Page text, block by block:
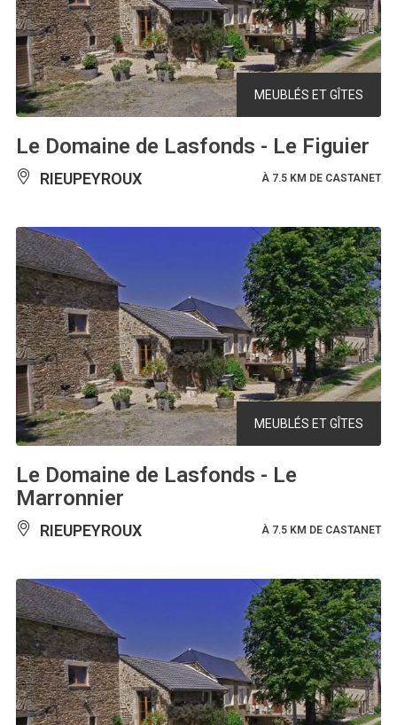
MEUBLÉS ET GÎTES
Le Domaine de Lasfonds - Le Figuier
RIEUPEYROUX À 7.5 KM DE CASTANET
MEUBLÉS ET GÎTES
Le Domaine de Lasfonds - Le
Marronnier
RIEUPEYROUX À 7.5 KM DE CASTANET